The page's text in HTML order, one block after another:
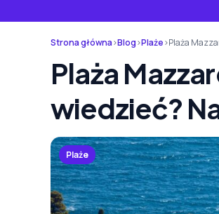
Strona główna›Blog›Plaże›Plaża
Plaża
wiedzieć?
Plaże